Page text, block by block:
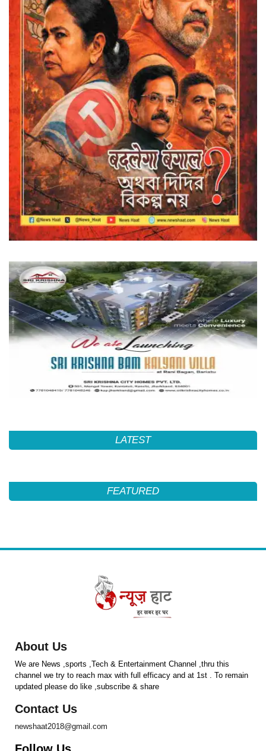
LATEST
FEATURED
About Us
We are News ,sports ,Tech & Entertainment Channel ,thru this
channel we try to reach max with full efficacy and at 1st . To remain
updated please do like ,subscribe & share
Contact Us
newshaat2018@gmail.com
Follow Us